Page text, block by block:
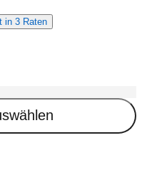
in 3 Raten